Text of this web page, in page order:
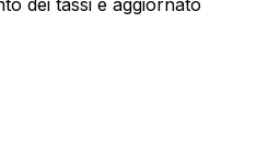
dei tassi è aggiornato